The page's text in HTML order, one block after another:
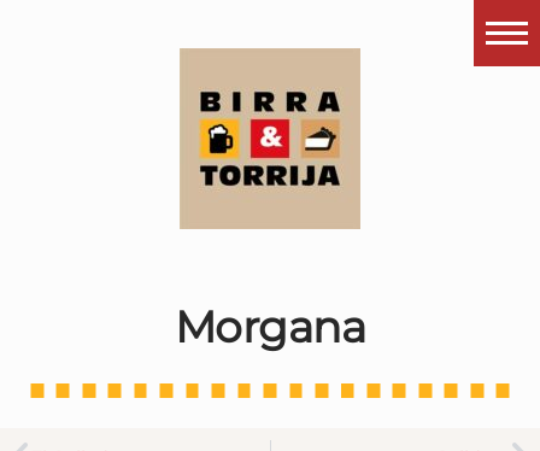
¿Esto que es pués?
Últimas visitas
Todos los garitos
Por el mundo
Contactar
Morgana